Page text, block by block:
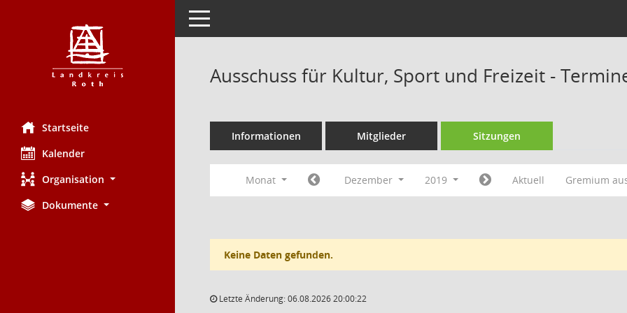
Startseite
Kalender
Organisation
Dokumente
Toggle navigation
Ausschuss für Kultur, Sport und Freizeit -
Informationen Mitglieder Sitzungen
Monat Dezember 2019 Aktuell Gremium
Keine Daten gefunden.
Letzte Änderung: 06.08.2026 20:00:22